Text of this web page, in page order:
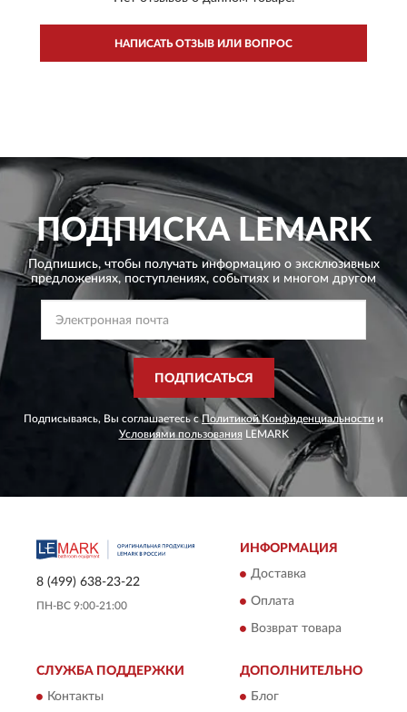
НАПИСАТЬ ОТЗЫВ ИЛИ ВОПРОС
ПОДПИСКАLEMARK
Подпишись, чтобы получать информацию о эксклюзивных
предложениях, поступлениях, событиях и многом другом
ПОДПИСАТЬСЯ
Подписываясь, Вы соглашаетесь сПолитикой Конфиденциальности и
Условиями пользования LEMARK
8 (499) 638-23-22
ПН-ВС 9:00-21:00
ИНФОРМАЦИЯ
Доставка
Оплата
Возврат товара
СЛУЖБА ПОДДЕРЖКИ
Контакты
ДОПОЛНИТЕЛЬНО
Блог